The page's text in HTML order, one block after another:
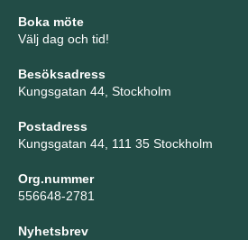
Boka möte
Välj dag och tid!
Besöksadress
Kungsgatan 44, Stockholm
Postadress
Kungsgatan 44, 111 35 Stockholm
Org.nummer
556648-2781
Nyhetsbrev